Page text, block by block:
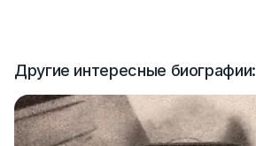
Другие интересные биографии: